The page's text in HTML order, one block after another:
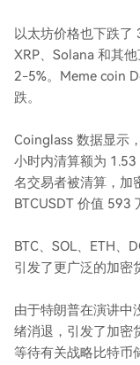
以太坊价格也下跌了
XRP、Solana 和其
2-5%。Meme coin
跌。
Coinglass 数据显示
小时内清算额为
名交易者被清算，加
BTCUSDT 价值 593
BTC、SOL、ETH、
引发了更广泛的加密
由于特朗普在演讲中
绪消退，引发了加密
等待有关战略比特币